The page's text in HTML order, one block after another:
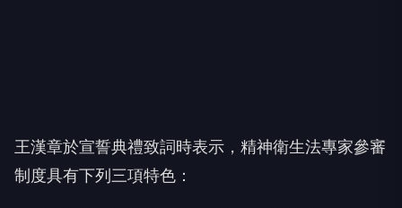
王漢章於宣誓典禮致詞時表示，精神衛生法專家參審
制度具有下列三項特色：